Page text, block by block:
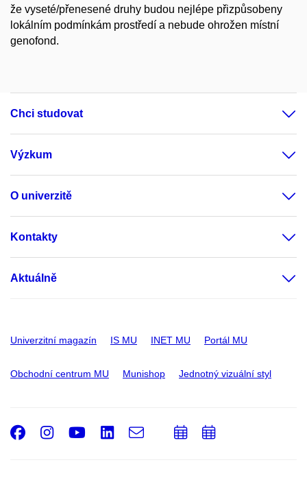
že vyseté/přenesené druhy budou nejlépe přizpůsobeny
lokálním podmínkám prostředí a nebude ohrožen místní
genofond.
Chci studovat
Výzkum
O univerzitě
Kontakty
Aktuálně
Univerzitní magazín IS MU INET MU Portál MU
Obchodní centrum MU Munishop Jednotný vizuální styl
Facebook
Instagram
Youtube
LinkedIn
e-
PřidatPřidat